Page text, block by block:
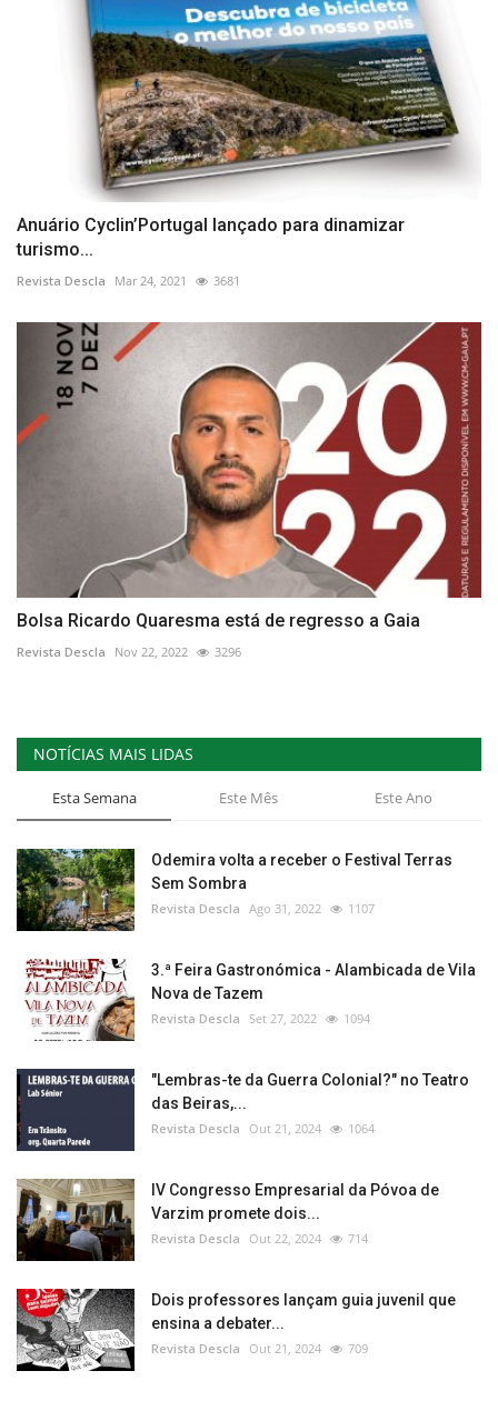
Anuário Cyclin’Portugal lançado para dinamizar
turismo...
Revista Descla Mar 24, 2021 3681
Bolsa Ricardo Quaresma está de regresso a Gaia
Revista Descla Nov 22, 2022 3296
NOTÍCIAS MAIS LIDAS
Esta Semana Este Mês Este Ano
Odemira volta a receber o Festival Terras
Sem Sombra
Revista Descla Ago 31, 2022 1107
3.ª Feira Gastronómica - Alambicada de Vila
Nova de Tazem
Revista Descla Set 27, 2022 1094
"Lembras-te da Guerra Colonial?" no Teatro
das Beiras,...
Revista Descla Out 21, 2024 1064
IV Congresso Empresarial da Póvoa de
Varzim promete dois...
Revista Descla Out 22, 2024 714
Dois professores lançam guia juvenil que
ensina a debater...
Revista Descla Out 21, 2024 709